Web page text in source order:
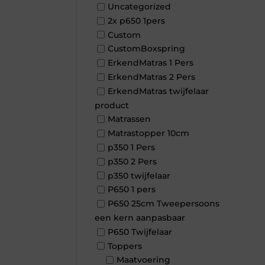
Uncategorized
2x p650 1pers
Custom
CustomBoxspring
ErkendMatras 1 Pers
ErkendMatras 2 Pers
ErkendMatras twijfelaar
product
Matrassen
Matrastopper 10cm
p350 1 Pers
p350 2 Pers
p350 twijfelaar
P650 1 pers
P650 25cm Tweepersoons
een kern aanpasbaar
P650 Twijfelaar
Toppers
Maatvoering